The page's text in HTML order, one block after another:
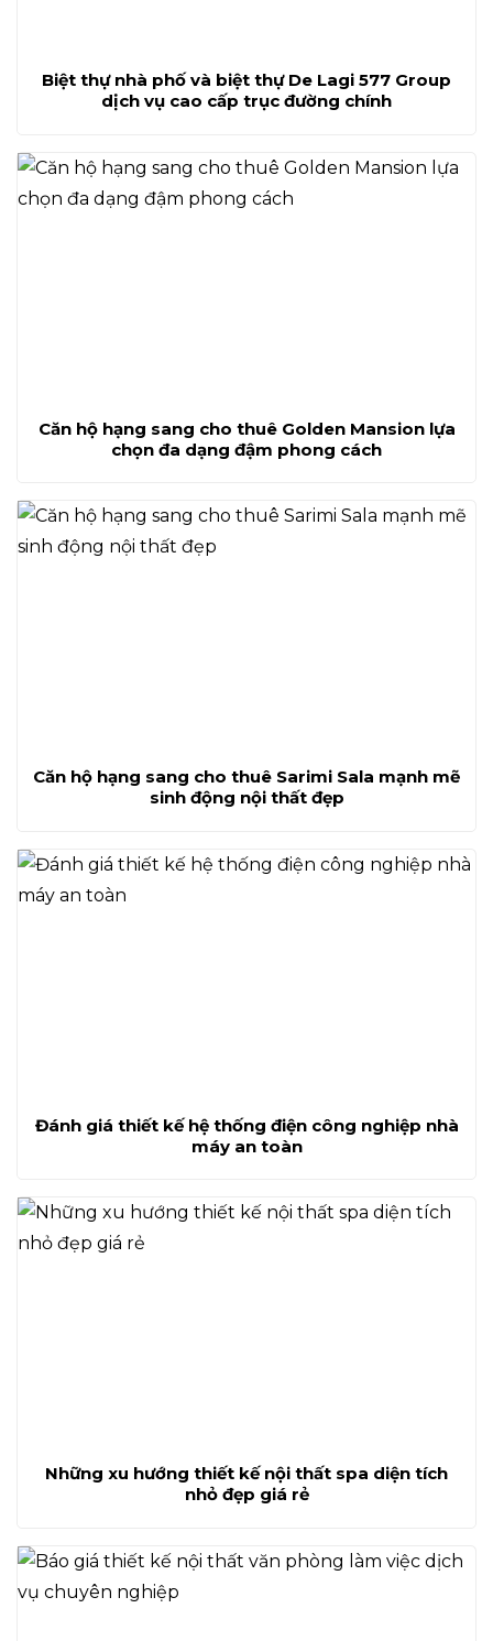
Biệt thự nhà phố và biệt thự De Lagi 577 Group
dịch vụ cao cấp trục đường chính
Căn hộ hạng sang cho thuê Golden Mansion lựa
chọn đa dạng đậm phong cách
Căn hộ hạng sang cho thuê Sarimi Sala mạnh mẽ
sinh động nội thất đẹp
Đánh giá thiết kế hệ thống điện công nghiệp nhà
máy an toàn
Những xu hướng thiết kế nội thất spa diện tích
nhỏ đẹp giá rẻ